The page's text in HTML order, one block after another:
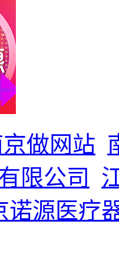
做网站
限公司
诺源医疗